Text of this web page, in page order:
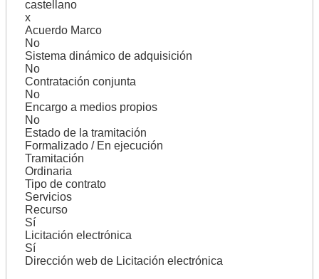
castellano
x
Acuerdo Marco
No
Sistema dinámico de adquisición
No
Contratación conjunta
No
Encargo a medios propios
No
Estado de la tramitación
Formalizado / En ejecución
Tramitación
Ordinaria
Tipo de contrato
Servicios
Recurso
Sí
Licitación electrónica
Sí
Dirección web de Licitación electrónica